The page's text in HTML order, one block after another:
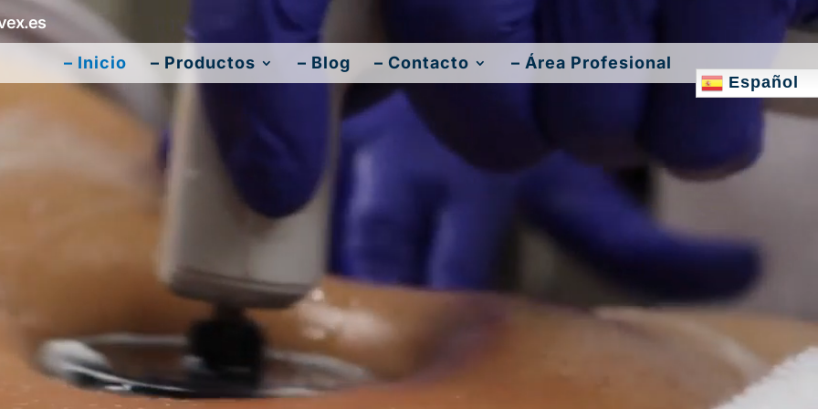
– Inicio – Productos – Blog – Contacto – Área Profesional
Español